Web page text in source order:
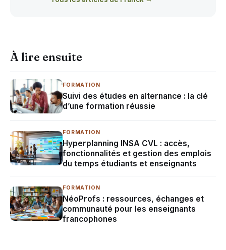
À lire ensuite
FORMATION
Suivi des études en alternance : la clé
d’une formation réussie
FORMATION
Hyperplanning INSA CVL : accès,
fonctionnalités et gestion des emplois
du temps étudiants et enseignants
FORMATION
NéoProfs : ressources, échanges et
communauté pour les enseignants
francophones